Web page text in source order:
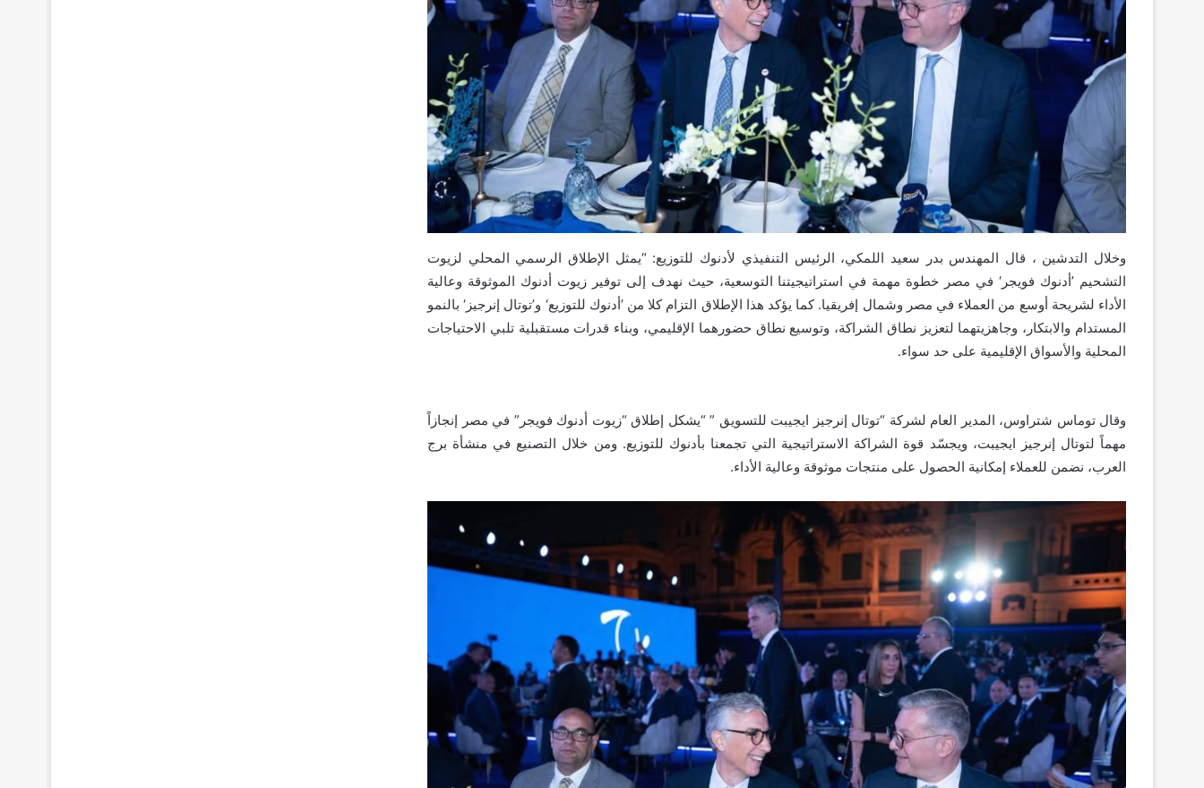
وخلال التدشين ، قال المهندس بدر سعيد اللمكي، الرئيس التنفيذي لأدنوك للتوزيع: “يمثل الإطلاق الرسمي المحلي لزيوت
التشحيم ’أدنوك فويجر‘ في مصر خطوة مهمة في استراتيجيتنا التوسعية، حيث نهدف إلى توفير زيوت أدنوك الموثوقة وعالية
الأداء لشريحة أوسع من العملاء في مصر وشمال إفريقيا. كما يؤكد هذا الإطلاق التزام كلا من ’أدنوك للتوزيع‘ و’توتال إنرجيز‘ بالنمو
المستدام والابتكار، وجاهزيتهما لتعزيز نطاق الشراكة، وتوسيع نطاق حضورهما الإقليمي، وبناء قدرات مستقبلية تلبي الاحتياجات
المحلية والأسواق الإقليمية على حد سواء.
وقال توماس شتراوس، المدير العام لشركة “توتال إنرجيز ايجيبت للتسويق ” “يشكل إطلاق “زيوت أدنوك فويجر” في مصر إنجازاً
مهماً لتوتال إنرجيز ايجيبت، ويجسّد قوة الشراكة الاستراتيجية التي تجمعنا بأدنوك للتوزيع. ومن خلال التصنيع في منشأة برج
العرب، نضمن للعملاء إمكانية الحصول على منتجات موثوقة وعالية الأداء.